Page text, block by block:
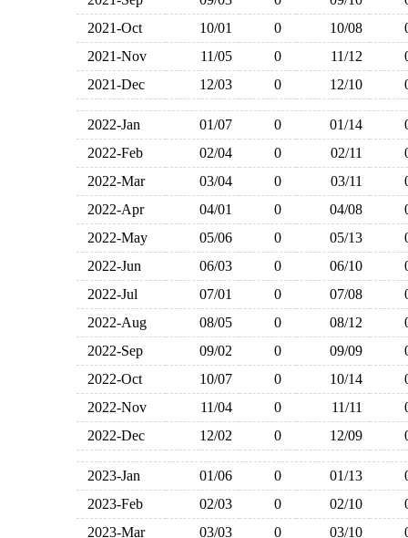
2021-Oct
10/01 0 10/08
2021-Nov
11/05 0 11/12
2021-Dec
12/03 0 12/10
2022-Jan 01/07 0 01/14
2022-Feb
02/04 0 02/11
2022-Mar
03/04 0 03/11
2022-Apr
04/01 0 04/08
2022-May
05/06 0 05/13
2022-Jun
06/03 0 06/10
2022-Jul
07/01 0 07/08
2022-Aug
08/05 0 08/12
2022-Sep
09/02 0 09/09
2022-Oct
10/07 0 10/14
2022-Nov
11/04 0 11/11
2022-Dec
12/02 0 12/09
2023-Jan 01/06 0 01/13
2023-Feb
02/03 0 02/10
2023-Mar
03/03 0 03/10